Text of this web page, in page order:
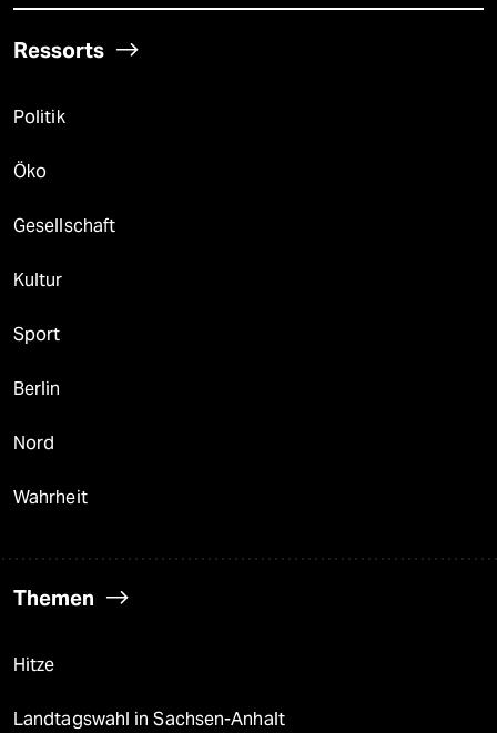
Ressorts
Politik
Öko
Gesellschaft
Kultur
Sport
Berlin
Nord
Wahrheit
Themen
Hitze
Landtagswahl in Sachsen-Anhalt